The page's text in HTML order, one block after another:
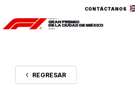
CONTÁCTANOS
REGRESAR